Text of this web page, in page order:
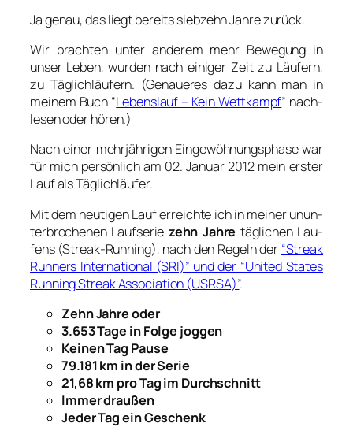
Ja genau, das liegt bereits sieb­zehn Jah­re zurück.
Wir brach­ten unter ande­rem mehr Bewe­gung in
unser Leben, wur­den nach eini­ger Zeit zu Läu­fern,
zu Täg­lich­läu­fern. (Genaue­res dazu kann man in
mei­nem Buch “Lebens­lauf – Kein Wett­kampf” nach­
le­sen oder hören.)
Nach einer mehr­jäh­ri­gen Ein­ge­wöh­nungs­pha­se war
für mich per­sön­lich am 02. Janu­ar 2012 mein ers­ter
Lauf als Täg­lich­läu­fer.
Mit dem heu­ti­gen Lauf erreich­te ich in mei­ner unun­
ter­bro­che­nen Lauf­se­rie zehn Jah­re täg­li­chen Lau­
fens (Streak-Run­ning), nach den Regeln der “Streak
Run­ners Inter­na­tio­nal (SRI)” und der “United Sta­tes
Run­ning Streak Asso­cia­ti­on (USRSA)”.
Zehn Jah­re oder
3.653 Tage in Fol­ge jog­gen
Kei­nen Tag Pau­se
79.181 km in der Serie
21,68 km pro Tag im Durch­schnitt
Immer drau­ßen
Jeder Tag ein Geschenk